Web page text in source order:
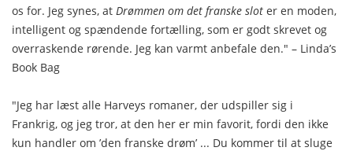
os for. Jeg synes, at Drømmen om det franske slot er en moden,
intelligent og spændende fortælling, som er godt skrevet og
overraskende rørende. Jeg kan varmt anbefale den." – Linda’s
Book Bag
"Jeg har læst alle Harveys romaner, der udspiller sig i
Frankrig, og jeg tror, at den her er min favorit, fordi den ikke
kun handler om ’den franske drøm’ ... Du kommer til at sluge